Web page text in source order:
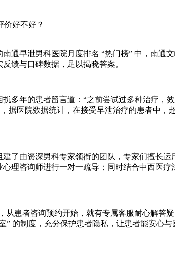
价好不好？
通早泄男科医院月度排名 “热门榜” 中，南通
馈与口碑数据，足以揭晓答案。
多年的患者留言道：“之前尝试过多种治疗，
据医院数据统计，在接受早泄治疗的患者中，
了由资深男科专家领衔的团队，专家们擅长
理咨询师进行一对一疏导；同时结合中西医
患者咨询预约开始，就有专属客服耐心解答
的制度，充分保护患者隐私，让患者能安心